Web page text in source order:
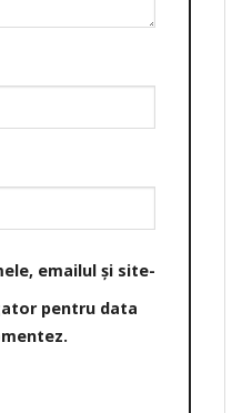
emailul și site-
pentru data